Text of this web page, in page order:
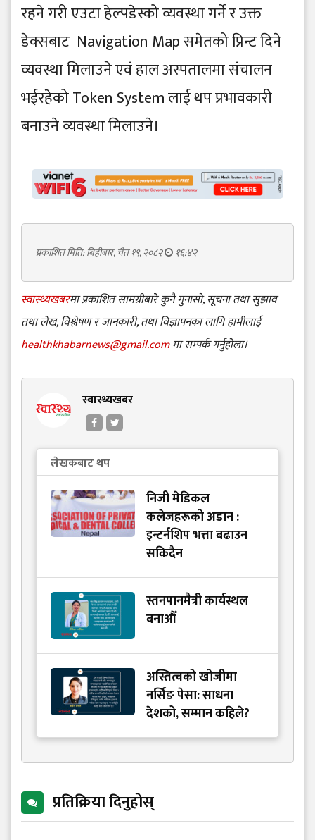
रहने गरी एउटा हेल्पडेस्को व्यवस्था गर्ने र उक्त
डेक्सबाट Navigation Map समेतको प्रिन्ट दिने
व्यवस्था मिलाउने एवं हाल अस्पतालमा संचालन
भईरहेको Token System लाई थप प्रभावकारी
बनाउने व्यवस्था मिलाउने।
प्रकाशित मिति: बिहीबार, चैत १९, २०८२ १६:४२
स्वास्थ्यखबरमा प्रकाशित सामग्रीबारे कुनै गुनासो, सूचना तथा सुझाव
तथा लेख, विश्लेषण र जानकारी, तथा विज्ञापनका लागि हामीलाई
healthkhabarnews@gmail.comमा सम्पर्क गर्नुहोला।
स्वास्थ्यखबर
लेखकबाट थप
निजी मेडिकल
कलेजहरूको अडान :
इन्टर्नशिप भत्ता बढाउन
सकिदैन
स्तनपानमैत्री कार्यस्थल
बनाऔँ
अस्तित्वको खोजीमा
नर्सिङ पेसा: साधना
देशको, सम्मान कहिले?
प्रतिक्रिया दिनुहोस्